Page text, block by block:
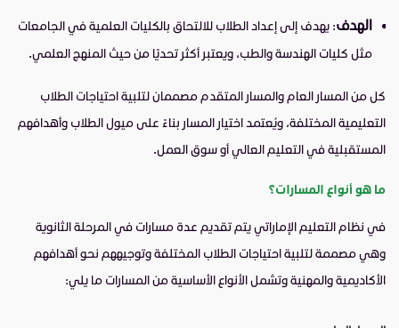
الهدف: يهدف إلى إعداد الطلاب للالتحاق بالكليات العلمية في الجامعات
مثل كليات الهندسة والطب، ويعتبر أكثر تحديًا من حيث المنهج العلمي.
كل من المسار العام والمسار المتقدم مصممان لتلبية احتياجات الطلاب
التعليمية المختلفة، ويُعتمد اختيار المسار بناءً على ميول الطلاب وأهدافهم
المستقبلية في التعليم العالي أو سوق العمل.
ما هو أنواع المسارات؟
في نظام التعليم الإماراتي يتم تقديم عدة مسارات في المرحلة الثانوية
وهي مصممة لتلبية احتياجات الطلاب المختلفة وتوجيههم نحو أهدافهم
الأكاديمية والمهنية وتشمل الأنواع الأساسية من المسارات ما يلي: